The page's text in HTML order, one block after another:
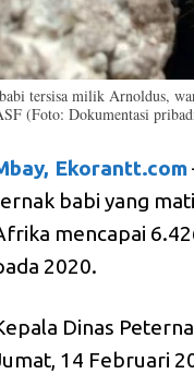
tersisa milik Arnoldus,
(Foto: Dokumentasi
Ekorantt.com
babi yang
mencapai
2020.
Dinas
14 Februari